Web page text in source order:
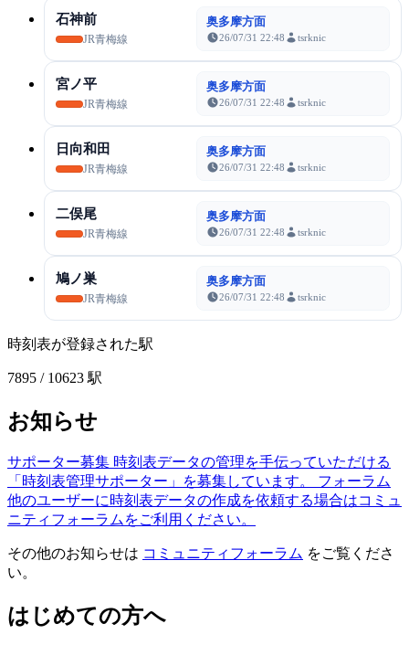
石神前
JR青梅線
奥多摩方面
26/07/31 22:48 tsrknic
宮ノ平
JR青梅線
奥多摩方面
26/07/31 22:48 tsrknic
日向和田
JR青梅線
奥多摩方面
26/07/31 22:48 tsrknic
二俣尾
JR青梅線
奥多摩方面
26/07/31 22:48 tsrknic
鳩ノ巣
JR青梅線
奥多摩方面
26/07/31 22:48 tsrknic
時刻表が登録された駅
7895 / 10623 駅
お知らせ
サポーター募集 時刻表データの管理を手伝っていただける
「時刻表管理サポーター」を募集しています。
フォーラム
他のユーザーに時刻表データの作成を依頼する場合はコミュ
ニティフォーラムをご利用ください。
その他のお知らせは コミュニティフォーラム をご覧くださ
い。
はじめての方へ